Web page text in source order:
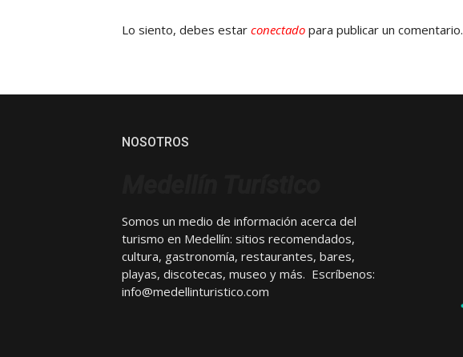
Lo siento, debes estar conectado para publicar un comentario.
NOSOTROS
Somos un medio de información acerca del
turismo en Medellín: sitios recomendados,
cultura, gastronomía, restaurantes, bares,
playas, discotecas, museo y más. Escríbenos:
info@medellinturistico.com